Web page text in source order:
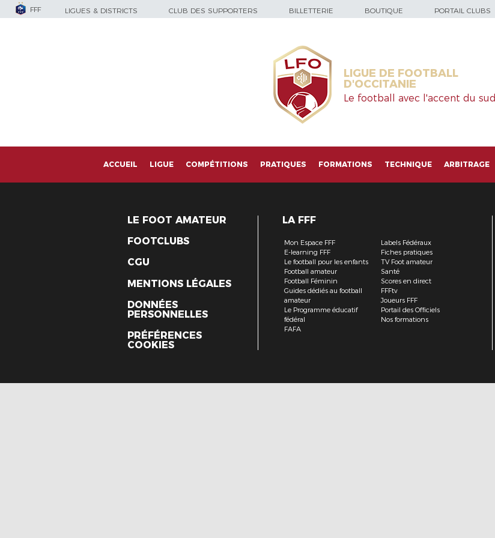
FFF LIGUES & DISTRICTS CLUB DES SUPPORTERS BILLETTERIE BOUTIQUE PORTAIL CLUBS
LIGUE DE FOOTBALL
D'OCCITANIE
Le football avec l'accent du sud.
ACCUEIL LIGUE COMPÉTITIONS PRATIQUES FORMATIONS TECHNIQUE ARBITRAGE
LE FOOT AMATEUR
FOOTCLUBS
CGU
MENTIONS LÉGALES
DONNÉES
PERSONNELLES
PRÉFÉRENCES
COOKIES
LA FFF
Mon Espace FFF
E-learning FFF
Le football pour les enfants
Football amateur
Football Féminin
Guides dédiés au football
amateur
Le Programme éducatif
fédéral
FAFA
Labels Fédéraux
Fiches pratiques
TV Foot amateur
Santé
Scores en direct
FFFtv
Joueurs FFF
Portail des Officiels
Nos formations